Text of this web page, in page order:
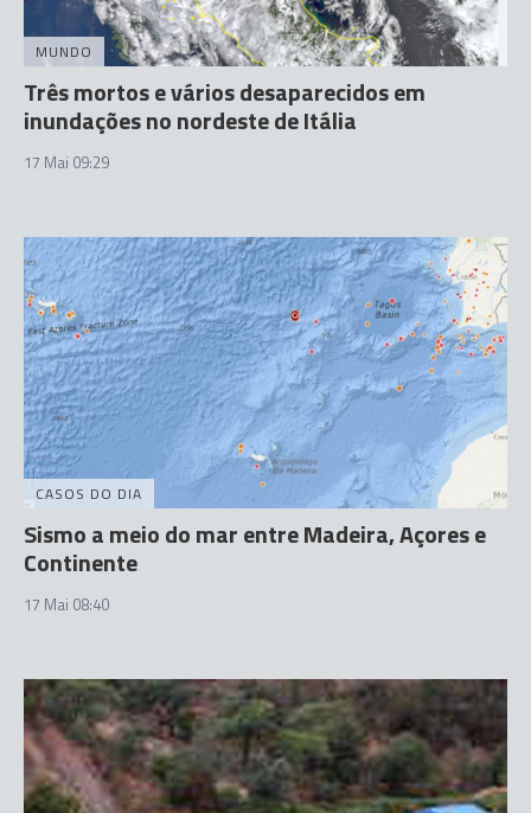
MUNDO
Três mortos e vários desaparecidos em
inundações no nordeste de Itália
17 Mai 09:29
CASOS DO DIA
Sismo a meio do mar entre Madeira, Açores e
Continente
17 Mai 08:40